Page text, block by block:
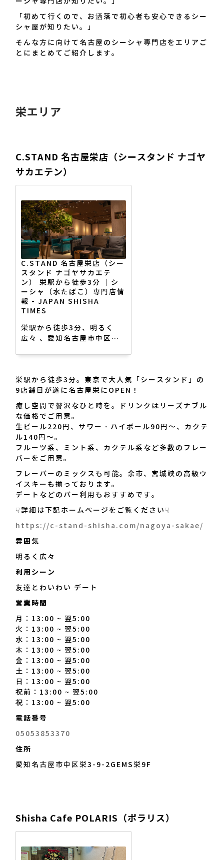
「初めて行くので、お洒落で初心者も安心できるシー
シャ屋が知りたい。」
そんな方に向けて名古屋のシーシャ専門店をエリアご
とにまとめてご紹介します。
栄エリア
C.STAND 名古屋栄店（シースタンド ナゴヤ
サカエテン）
C.STAND 名古屋栄店（シー
スタンド ナゴヤサカエテ
ン） 栄駅から徒歩3分 ｜シ
ーシャ（水たばこ）専門店情
報 - JAPAN SHISHA
TIMES
栄駅から徒歩3分、明るく
広々 、愛知名古屋市中区栄
に名古屋栄にOPEN！癒し空
間で贅沢なひと時を。ドリン
クはリーズナブルな価格でご
用意。生ビール190円、サワ
ー・ハイボール80円、カク
テル130円。フルーツ系、ミ
ント系、カクテル系など多数
のフレーバーをご用意。フレ
市、宮城峡の高級ウイスキー
も揃っております。デートな
どのバー利用もおすすめで
す。 ☟詳細は下記ホームペー
https://c-stand-
shisha.com/nagoya-
栄店（シースタンド ナゴヤ
サカエテン）
栄駅から徒歩3分。東京で大人気「シースタンド」の
9店舗目が遂に名古屋栄にOPEN！
癒し空間で贅沢なひと時を。ドリンクはリーズナブル
な価格でご用意。
生ビール220円、サワー・ハイボール90円～、カクテ
ル140円～。
フルーツ系、ミント系、カクテル系など多数のフレー
バーをご用意。
フレーバーのミックスも可能。余市、宮城峡の高級ウ
イスキーも揃っております。
デートなどのバー利用もおすすめです。
☟詳細は下記ホームページをご覧ください☟
https://c-stand-shisha.com/nagoya-sakae/
雰囲気
明るく広々
利用シーン
友達とわいわい デート
営業時間
月：13:00 ~ 翌5:00
火：13:00 ~ 翌5:00
水：13:00 ~ 翌5:00
木：13:00 ~ 翌5:00
金：13:00 ~ 翌5:00
土：13:00 ~ 翌5:00
日：13:00 ~ 翌5:00
祝前：13:00 ~ 翌5:00
祝：13:00 ~ 翌5:00
電話番号
05053853370
住所
愛知名古屋市中区栄3-9-2GEMS栄9F
Shisha Cafe POLARIS（ポラリス）